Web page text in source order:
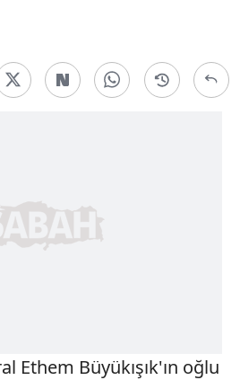
Ethem Büyükışık'ın oğlu